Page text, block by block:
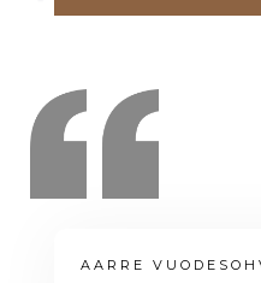
AARRE